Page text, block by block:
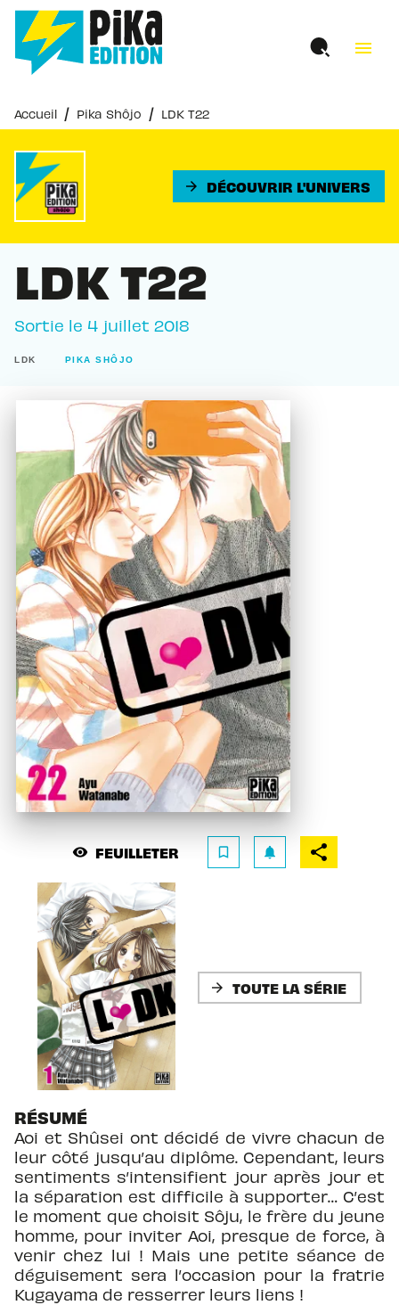
MENU RECHERCHE
PIED DE PAGE
menu
Accueil / Pika Shôjo / LDK T22
arrow_forward DÉCOUVRIR L'UNIVERS
LDK T22
Sortie le 4 juillet 2018
LDK PIKA SHÔJO
visibility FEUILLETER bookmark_border notifications
arrow_forward TOUTE LA SÉRIE
RÉSUMÉ
Aoi et Shûsei ont décidé de vivre chacun de
leur côté jusqu’au diplôme. Cependant, leurs
sentiments s’intensifient jour après jour et
la séparation est difficile à supporter… C’est
le moment que choisit Sôju, le frère du jeune
homme, pour inviter Aoi, presque de force, à
venir chez lui ! Mais une petite séance de
déguisement sera l’occasion pour la fratrie
Kugayama de resserrer leurs liens !